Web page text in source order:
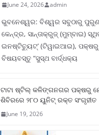
June 24, 2026 admin
ଭୁବନେଶ୍ୱର: ବିଶ୍ୱର ସବୁଠାରୁ
କେନ୍ଦ୍ର, ସାନ୍ତାକ୍ରୁଜ୍ (ମୁମ୍ବାଇ)
ଇନଷ୍ଟିଚ୍ୟୁଟ୍‌’ (ଟିୱାଇଆଇ), ପକ୍ଷରୁ
ବିଷୟବସ୍ତୁ “ସୁସ୍ଥ ବାର୍ଦ୍ଧକ୍ୟ
ଟାଟା ଷ୍ଟିଲ୍‌ କଳିଙ୍ଗନଗର ପକ୍ଷରୁ
ଶିବିରରେ ୨୮୦ ୟୁନିଟ୍‌ ରକ୍ତ ସଂଗୃହୀତ
June 19, 2026